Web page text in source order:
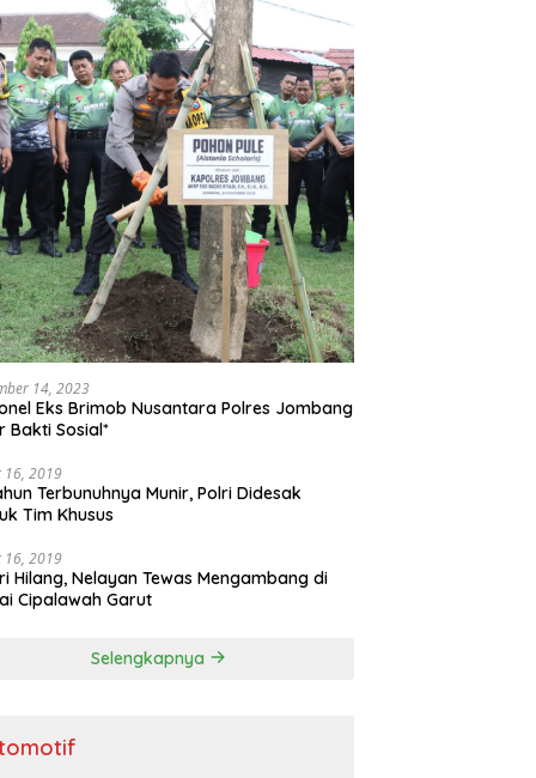
14, 2023
Eks Brimob Nusantara Polres Jombang
Bakti Sosial*
16, 2019
Terbunuhnya Munir, Polri Didesak
Tim Khusus
16, 2019
Hilang, Nelayan Tewas Mengambang di
Cipalawah Garut
Selengkapnya